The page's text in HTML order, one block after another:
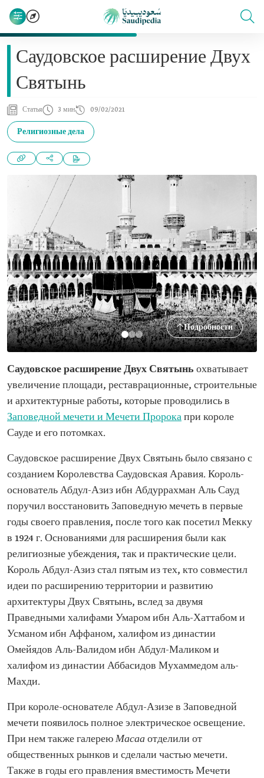
Саудовское расширение Двух
Святынь
Статья 3 мин 09/02/2021
Религиозные дела
Подробности
Саудовское расширение Двух Святынь охватывает
увеличение площади, реставрационные, строительные
и архитектурные работы, которые проводились в
Заповедной мечети и Мечети Пророкапри короле
Сауде и его потомках.
Саудовское расширение Двух Святынь было связано с
созданием Королевства Саудовская Аравия. Король-
основатель Абдул-Азиз ибн Абдуррахман Аль Сауд
поручил восстановить Заповедную мечеть в первые
годы своего правления, после того как посетил Мекку
в 1924 г. Основаниями для расширения были как
религиозные убеждения, так и практические цели.
Король Абдул-Азиз стал пятым из тех, кто совместил
идеи по расширению территории и развитию
архитектуры Двух Святынь, вслед за двумя
Праведными халифами Умаром ибн Аль-Хаттабом и
Усманом ибн Аффаном, халифом из династии
Омейядов Аль-Валидом ибн Абдул-Маликом и
халифом из династии Аббасидов Мухаммедом аль-
Махди.
При короле-основателе Абдул-Азизе в Заповедной
мечети появилось полное электрическое освещение.
При нем также галереюМасааотделили от
общественных рынков и сделали частью мечети.
Также в годы его правления вместимость Мечети